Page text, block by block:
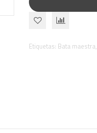
Etiquetas: Bata maestra,